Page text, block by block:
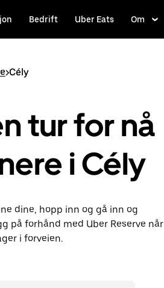
Bedrift Uber Eats Om
>Cély
tur for nå
i Cély
dine, hopp inn og gå inn og
på forhånd med Uber Reserve når
i forveien.